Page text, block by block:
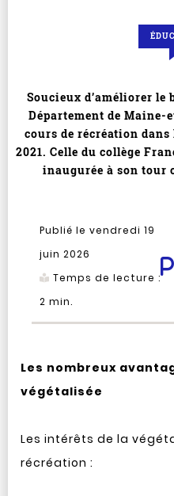
Soucieux d’améliorer le
Département de Maine-
cours de récréation
2021. Celle du collège
inaugurée à son tour
Publié le vendredi 19
juin 2026
Temps de lecture :
2 min.
Les nombreux
végétalisée
Les intérêts de la
récréation :